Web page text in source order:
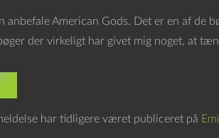
anbefale American Gods. Det er en af de
der virkeligt har givet mig noget, at
har tidligere været publiceret på